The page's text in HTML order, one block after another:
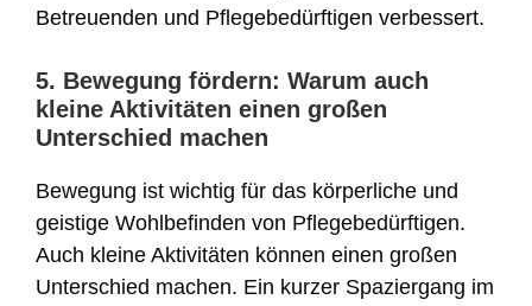
Betreuenden und Pflegebedürftigen verbessert.
5. Bewegung fördern: Warum auch
kleine Aktivitäten einen großen
Unterschied machen
Bewegung ist wichtig für das körperliche und
geistige Wohlbefinden von Pflegebedürftigen.
Auch kleine Aktivitäten können einen großen
Unterschied machen. Ein kurzer Spaziergang im